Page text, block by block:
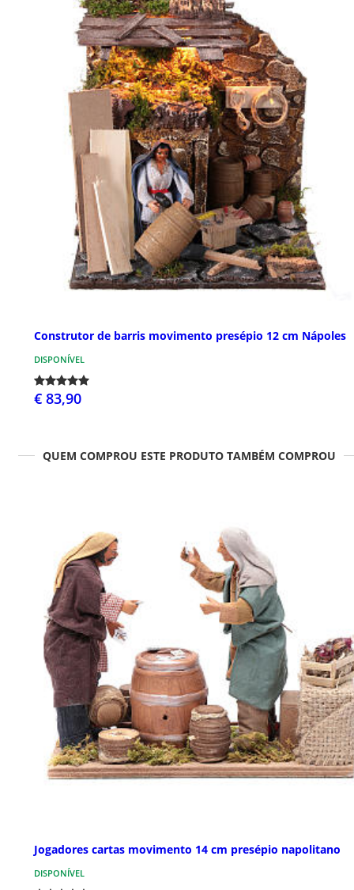
Construtor de barris movimento presépio 12 cm Nápoles
DISPONÍVEL
€ 83,90
QUEM COMPROU ESTE PRODUTO TAMBÉM COMPROU
Jogadores cartas movimento 14 cm presépio napolitano
DISPONÍVEL